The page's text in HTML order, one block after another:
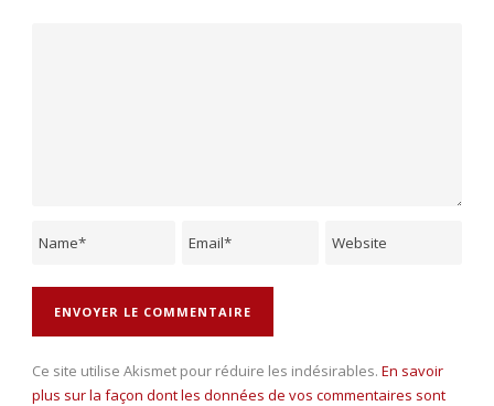
Ce site utilise Akismet pour réduire les indésirables. En savoir
plus sur la façon dont les données de vos commentaires sont